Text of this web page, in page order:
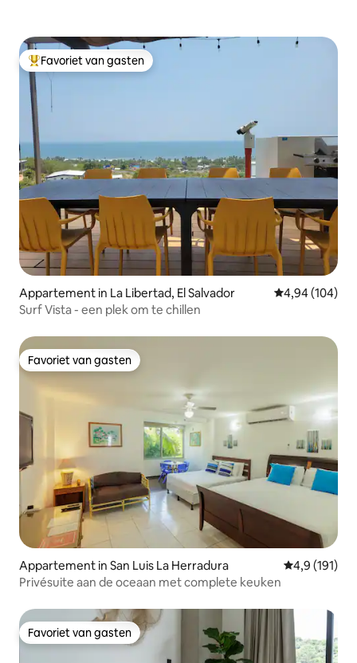
Topfavoriet van gasten
Favoriet van gasten
Appartement in La Libertad, El Salvador Gemiddelde
4,94 (104)
Surf Vista - een plek om te chillen
Favoriet van gasten
Favoriet van gasten
Appartement in San Luis La Herradura Gemiddelde
4,9 (191)
Privésuite aan de oceaan met complete keuken
Favoriet van gasten
Favoriet van gasten